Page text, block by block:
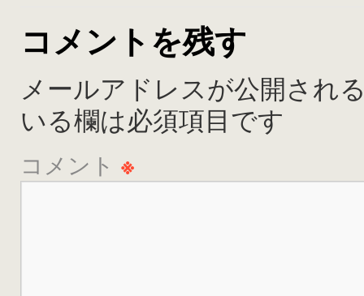
コメントを残す
メールアドレスが公開され
いる欄は必須項目です
コメント ※